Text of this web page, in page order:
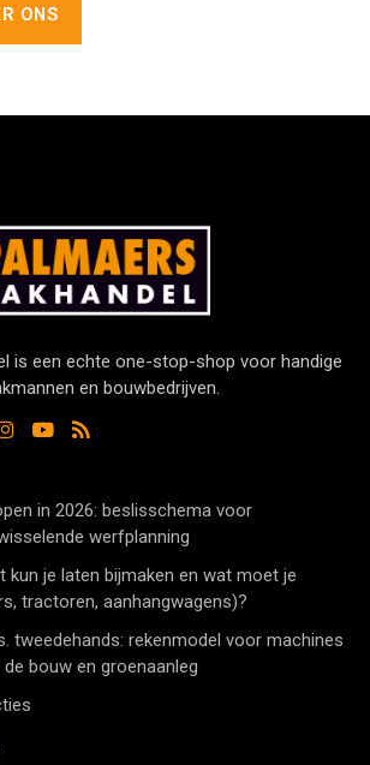
ONS
is een echte one-stop-shop voor handige
en bouwbedrijven.
in 2026: beslisschema voor
werfplanning
kun je laten bijmaken en wat moet je
tractoren, aanhangwagens)?
tweedehands: rekenmodel voor machines
bouw en groenaanleg